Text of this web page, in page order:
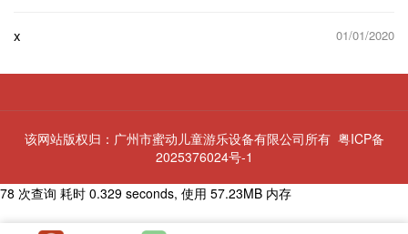
x 01/01/2020
该网站版权归：广州市蜜动儿童游乐设备有限公司所有 粤ICP备
2025376024号-1
78 次查询 耗时 0.329 seconds, 使用 57.23MB 内存